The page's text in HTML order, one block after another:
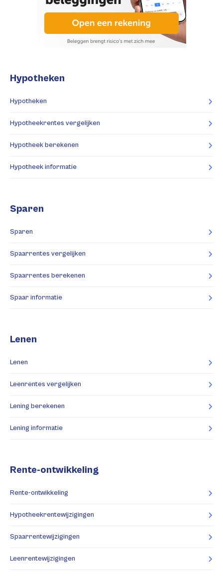
Hypotheken
Hypotheken
Hypotheekrentes vergelijken
Hypotheek berekenen
Hypotheek informatie
Sparen
Sparen
Spaarrentes vergelijken
Spaarrentes berekenen
Spaar informatie
Lenen
Lenen
Leenrentes vergelijken
Lening berekenen
Lening informatie
Rente-ontwikkeling
Rente-ontwikkeling
Hypotheekrentewijzigingen
Spaarrentewijzigingen
Leenrentewijzigingen